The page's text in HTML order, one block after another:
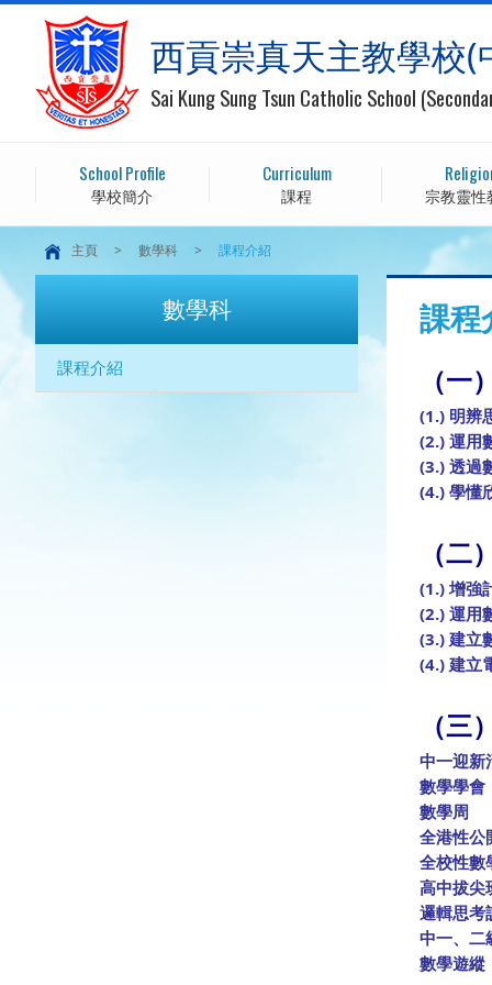
西貢崇真天主教學校(
Sai Kung Sung Tsun Catholic School
School Profile
學校簡介
Curriculum
課程 宗教靈性
主頁 > 數學科 > 課程介紹
課程
（一
(1.) 明辨
(2.) 運用
(3.) 透過
(4.) 學懂
（二
(1.) 增強
(2.) 運用
(3.) 建立
(4.) 建立
（三
中一迎新
數學學會
數學周
全港性公
全校性數
高中拔尖
邏輯思考
中一、二
數學遊縱
數學科
課程介紹